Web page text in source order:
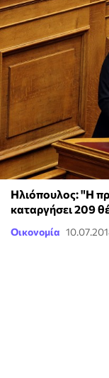
Ηλιόπουλος: "Η
καταργήσει 209
Οικονομία